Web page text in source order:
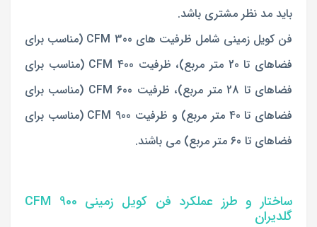
باید مد نظر مشتری باشد.
فن کویل زمینی شامل ظرفیت های 300 CFM (مناسب برای
فضاهای تا 20 متر مربع)، ظرفیت 400 CFM (مناسب برای
فضاهای تا 28 متر مربع)، ظرفیت 600 CFM (مناسب برای
فضاهای تا 40 متر مربع) و ظرفیت 900 CFM (مناسب برای
فضاهای تا 60 متر مربع)
می باشند.
ساختار و طرز عملکرد فن کویل زمینی 900 CFM
گلدیران